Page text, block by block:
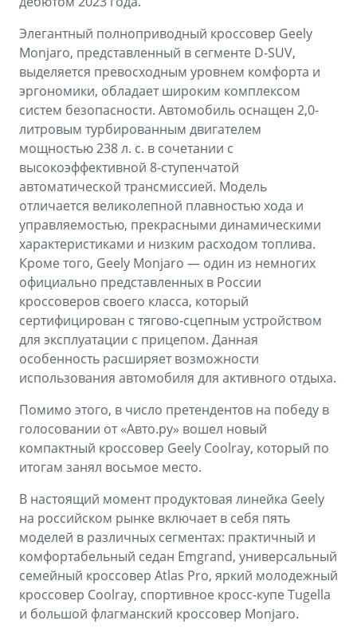
Элегантный полноприводный кроссовер Geely
Monjaro, представленный в сегменте D-SUV,
выделяется превосходным уровнем комфорта и
эргономики, обладает широким комплексом
систем безопасности. Автомобиль оснащен 2,0-
литровым турбированным двигателем
мощностью 238 л. с. в сочетании с
высокоэффективной 8-ступенчатой
автоматической трансмиссией. Модель
отличается великолепной плавностью хода и
управляемостью, прекрасными динамическими
характеристиками и низким расходом топлива.
Кроме того, Geely Monjaro — один из немногих
официально представленных в России
кроссоверов своего класса, который
сертифицирован с тягово-сцепным устройством
для эксплуатации с прицепом. Данная
особенность расширяет возможности
использования автомобиля для активного отдыха.
Помимо этого, в число претендентов на победу в
голосовании от «Авто.ру» вошел новый
компактный кроссовер Geely Coolray, который по
итогам занял восьмое место.
В настоящий момент продуктовая линейка Geely
на российском рынке включает в себя пять
моделей в различных сегментах: практичный и
комфортабельный седан Emgrand, универсальный
семейный кроссовер Atlas Pro, яркий молодежный
кроссовер Coolray, спортивное кросс-купе Tugella
и большой флагманский кроссовер Monjaro.